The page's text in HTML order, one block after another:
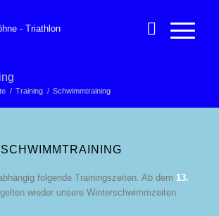
/ Training / Schwimmtraining
SCHWIMMTRAINING
folgende Trainingszeiten. Ab dem 13.
wieder unsere Winterschwimmzeiten.